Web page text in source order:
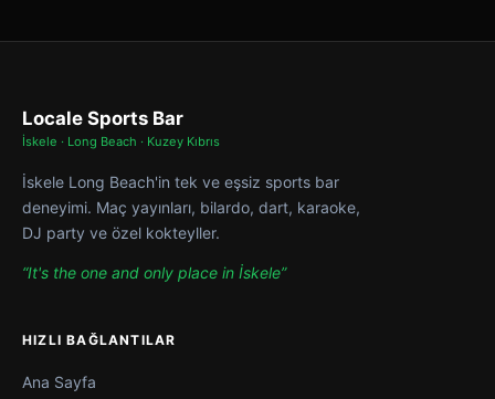
Locale Sports Bar
İskele · Long Beach · Kuzey Kıbrıs
İskele Long Beach'in tek ve eşsiz sports bar
deneyimi. Maç yayınları, bilardo, dart, karaoke,
DJ party ve özel kokteyller.
“It's the one and only place in İskele”
HIZLI BAĞLANTILAR
Ana Sayfa